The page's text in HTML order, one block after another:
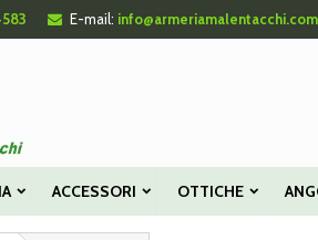
E-mail: info@armeriamalentacchi.com
ACCESSORI OTTICHE